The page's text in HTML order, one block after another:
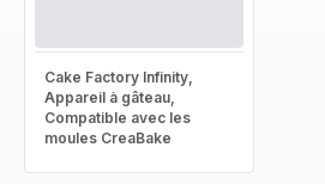
Cake Factory Infinity,
Appareil à gâteau,
Compatible avec les
moules CreaBake